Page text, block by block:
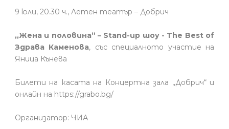
9 юли, 20.30 ч., Летен театър – Добрич
,,Жена и половина“ – Stand-up шоу - The Best of
Здрава Каменова, със специалното участие на
Яница Кънева
Билети на касата на Концертна зала ,,Добрич“ и
онлайн на https://grabo.bg/
Организатор: ЧИА